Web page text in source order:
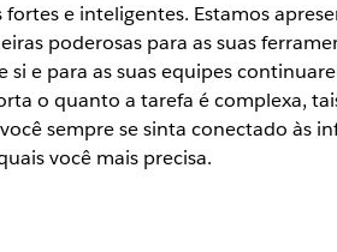
fortes e inteligentes. Estamos
poderosas para as suas
si e para as suas equipes
o quanto a tarefa é complexa,
sempre se sinta conectado às
você mais precisa.